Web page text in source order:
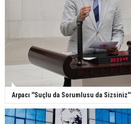
Arpacı ''Suçlu da Sorumlusu da Sizsiniz''